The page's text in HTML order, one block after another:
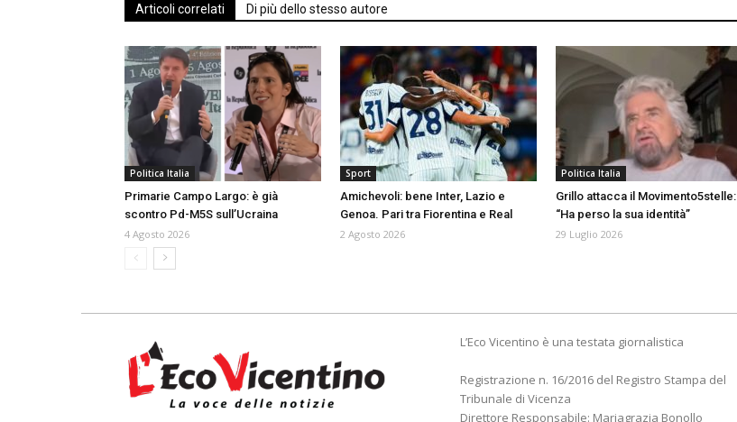
Articoli correlati Di più dello stesso autore
Politica Italia
Primarie Campo Largo: è già
scontro Pd-M5S sull’Ucraina
4 Agosto 2026
Sport
Amichevoli: bene Inter, Lazio e
Genoa. Pari tra Fiorentina e Real
2 Agosto 2026
Politica Italia
Grillo attacca il Movimento5stelle:
“Ha perso la sua identità”
29 Luglio 2026
L’Eco Vicentino è una testata giornalistica
Registrazione n. 16/2016 del Registro Stampa del
Tribunale di Vicenza
Direttore Responsabile: Mariagrazia Bonollo